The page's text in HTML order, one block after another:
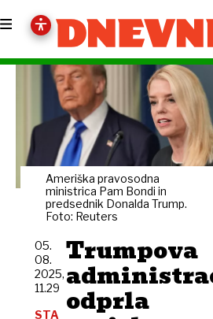
Ameriška pravosodna
ministrica Pam Bondi in
predsednik Donalda Trump.
Foto: Reuters
Trumpova
odprla
05.
08.
2025,
11.29
STA